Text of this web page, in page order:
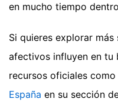
en mucho tiempo
Si quieres explorar
afectivos influyen en tu
recursos oficiales como
España en su sección